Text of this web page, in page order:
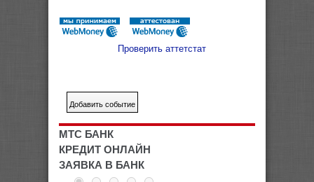
Проверить аттетстат
МТС БАНК
КРЕДИТ ОНЛАЙН
ЗАЯВКА В БАНК